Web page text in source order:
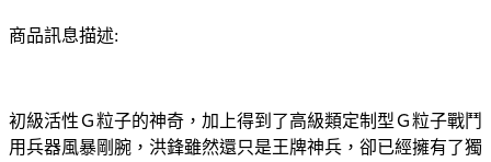
商品訊息描述:
初級活性Ｇ粒子的神奇，加上得到了高級類定制型Ｇ粒子戰鬥
用兵器風暴剛腕，洪鋒雖然還只是王牌神兵，卻已經擁有了獨